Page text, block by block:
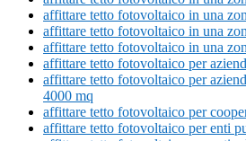
affittare tetto fotovoltaico in una
affittare tetto fotovoltaico in una
affittare tetto fotovoltaico in una
affittare tetto fotovoltaico per
affittare tetto fotovoltaico per
4000 mq
affittare tetto fotovoltaico per
affittare tetto fotovoltaico per enti